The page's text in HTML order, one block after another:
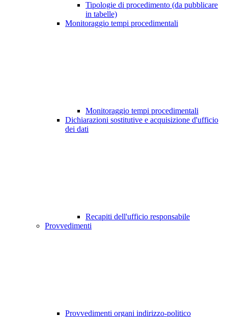
Tipologie di procedimento (da pubblicare
in tabelle)
Monitoraggio tempi procedimentali
Monitoraggio tempi procedimentali
Dichiarazioni sostitutive e acquisizione d'ufficio
dei dati
Recapiti dell'ufficio responsabile
Provvedimenti
Provvedimenti organi indirizzo-politico